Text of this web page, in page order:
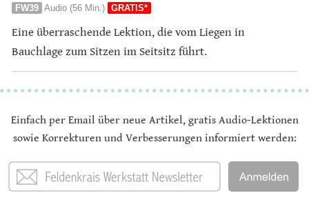
FW39 Audio (56 Min.) GRATIS*
Eine überraschende Lektion, die vom Liegen in
Bauchlage zum Sitzen im Seitsitz führt.
Einfach per Email über neue Artikel, gratis Audio-Lektionen
sowie Korrekturen und Verbesserungen informiert werden: